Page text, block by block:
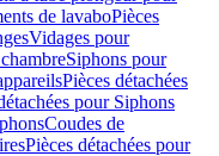
de lavaboPièces
Vidages pour
Siphons pour
Pièces détachées
pour Siphons
Coudes de
Pièces détachées pour